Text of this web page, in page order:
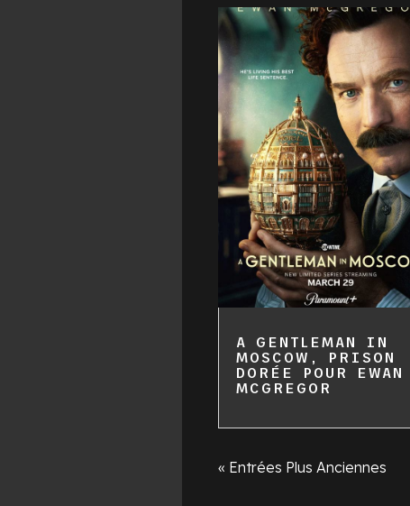
A GENTLEMAN IN
MOSCOW, PRISON
DORÉE POUR EWAN
MCGREGOR
« Entrées Plus Anciennes